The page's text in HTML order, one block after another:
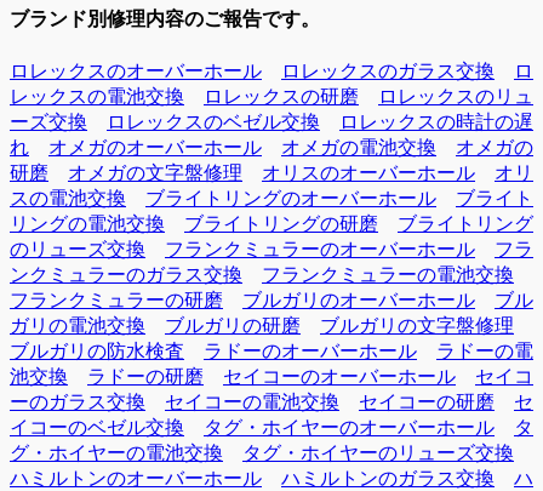
ブランド別修理内容のご報告です。
ロレックスのオーバーホール ロレックスのガラス交換
ロ
レックスの電池交換
ロレックスの研磨
ロレックスのリュ
ーズ交換
ロレックスのベゼル交換
ロレックスの時計の遅
れ
オメガのオーバーホール オメガの電池交換
オメガの
研磨
オメガの文字盤修理 オリスのオーバーホール
オリ
スの電池交換
ブライトリングのオーバーホール
ブライト
リングの電池交換
ブライトリングの研磨
ブライトリング
のリューズ交換
フランクミュラーのオーバーホール
フラ
ンクミュラーのガラス交換
フランクミュラーの電池交換
フランクミュラーの研磨
ブルガリのオーバーホール
ブル
ガリの電池交換
ブルガリの研磨
ブルガリの文字盤修理
ブルガリの防水検査
ラドーのオーバーホール
ラドーの電
池交換
ラドーの研磨 セイコーのオーバーホール
セイコ
ーのガラス交換
セイコーの電池交換 セイコーの研磨
セ
イコーのベゼル交換
タグ・ホイヤーのオーバーホール
タ
グ・ホイヤーの電池交換
タグ・ホイヤーのリューズ交換
ハミルトンのオーバーホール
ハミルトンのガラス交換
ハ